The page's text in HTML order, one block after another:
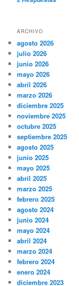
ARCHIVO
agosto 2026
julio 2026
junio 2026
mayo 2026
abril 2026
marzo 2026
diciembre 2025
noviembre 2025
octubre 2025
septiembre 2025
agosto 2025
junio 2025
mayo 2025
abril 2025
marzo 2025
febrero 2025
agosto 2024
junio 2024
mayo 2024
abril 2024
marzo 2024
febrero 2024
enero 2024
diciembre 2023